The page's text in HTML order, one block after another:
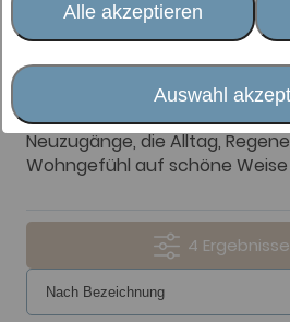
Alle akzeptieren
Auswahl
Neuheiten
Neu bei hellwach im Betten
ausgewählte Stücke für
Momente des Wohlgefühls.
Neuzugänge, die Alltag,
Wohngefühl auf schöne
4